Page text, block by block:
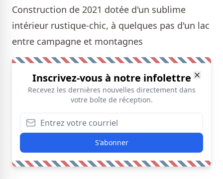
Construction de 2021 dotée d'un sublime
intérieur rustique-chic, à quelques pas d'un lac
entre campagne et montagnes
Inscrivez-vous à notre infolettre
Recevez les dernières nouvelles directement dans
votre boîte de réception.
S'abonner